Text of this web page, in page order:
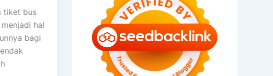
tiket bus
hal
bagi